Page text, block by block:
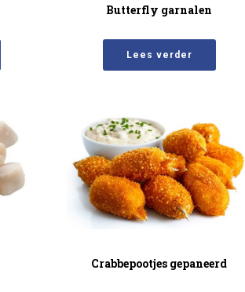
Butterfly garnalen
Lees verder
Crabbepootjes gepaneerd